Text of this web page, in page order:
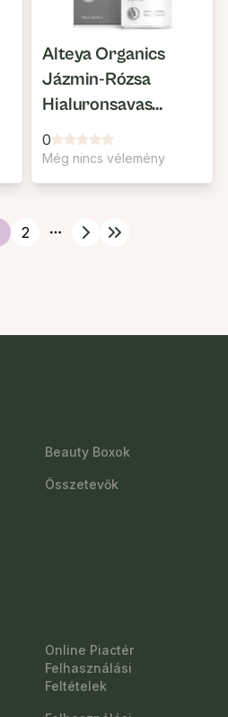
Alteya Organics
Jázmin-Rózsa
Hialuronsavas
Bőrtökéletesítő
Szérum
0
Még nincs vélemény
2
More pages
Beauty Boxok
Összetevők
Online Piactér
Felhasználási
Feltételek